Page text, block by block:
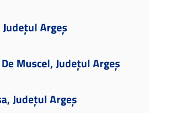
Argeș
Muscel, Județul Argeș
Județul Argeș